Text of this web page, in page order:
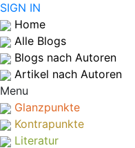
SIGN IN
Home
Alle Blogs
Blogs nach Autoren
Artikel nach Autoren
Menu
Glanzpunkte
Kontrapunkte
Literatur